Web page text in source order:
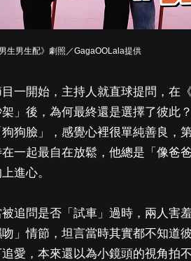
男生男生配》劇照／GagaOOLala提供
一開始，主持人就直球提問，在
」後，為何最終還是選擇了彼此
狗狗臉」，感覺心裡很單純善良，
一起最自在放鬆，他總是「像爸
進心。
追問是否「試車」過時，兩人害
」情節，坦言當時其實都不知道
愛，本來還以為小鏡頭的視角拍